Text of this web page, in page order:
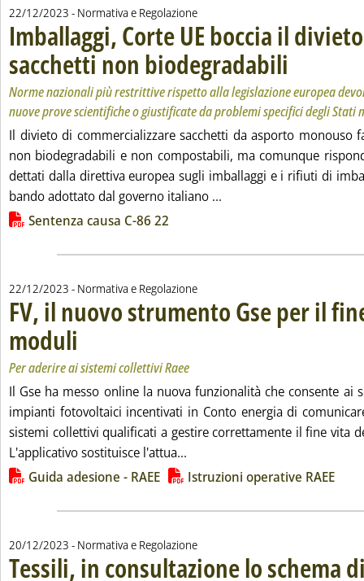
22/12/2023 - Normativa e Regolazione
Imballaggi, Corte UE boccia il
sacchetti non biodegradabili
Norme nazionali più restrittive rispetto alla legislazione europea
nuove prove scientifiche o giustificate da problemi specifici degli Stati
Il divieto di commercializzare sacchetti da asporto monouso
non biodegradabili e non compostabili, ma comunque
dettati dalla direttiva europea sugli imballaggi e i rifiuti di
bando adottato dal governo italiano ...
Lista allegati PDF alla notizia
Sentenza causa C-86 22
22/12/2023 - Normativa e Regolazione
FV, il nuovo strumento Gse per il
moduli
Per aderire ai sistemi collettivi Raee
Il Gse ha messo online la nuova funzionalità che consente ai
impianti fotovoltaici incentivati in Conto energia di
sistemi collettivi qualificati a gestire correttamente il fine vita
L'applicativo sostituisce l'attua...
Lista allegati PDF alla notizia
Guida adesione - RAEE Istruzioni operative RAEE
20/12/2023 - Normativa e Regolazione
Tessili, in consultazione lo schema